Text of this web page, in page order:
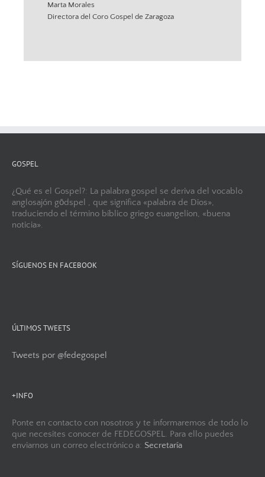
Marta Morales
Directora del Coro Gospel de Zaragoza
GOSPEL
¿Qué es el Gospel?: La palabra gospel se deriva del vocablo
anglosajón gōdspel , que significa «palabra de Dios»,
traduciendo el término bíblico griego euangelion, «buena
noticia».
SÍGUENOS EN FACEBOOK
ÚLTIMOS TWEETS
Tweets por @fedegospel
+INFO
Ponte en contacto con nosotros y te informaremos de todo lo
que necesites conocer de FEDEGOSPEL. Para ello puedes
enviarnos un correo electrónico a: Secretaría